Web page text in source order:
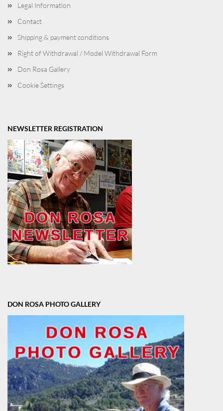
Legal Information
Contact
Shipping & payment conditions
Right of Withdrawal / Model Withdrawal Form
Don Rosa Gallery
Cookie Settings
NEWSLETTER REGISTRATION
DON ROSA PHOTO GALLERY